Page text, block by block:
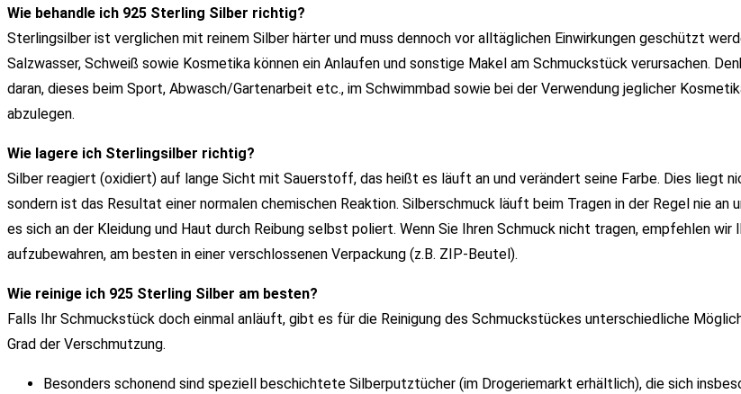
Wie behandle ich 925 Sterling Silber richtig?
Sterlingsilber ist verglichen mit reinem Silber härter und muss dennoch vor alltäglichen Einwirkungen geschützt
Salzwasser, Schweiß sowie Kosmetika können ein Anlaufen und sonstige Makel am Schmuckstück verursachen.
daran, dieses beim Sport, Abwasch/Gartenarbeit etc., im Schwimmbad sowie bei der Verwendung jeglicher
abzulegen.
Wie lagere ich Sterlingsilber richtig?
Silber reagiert (oxidiert) auf lange Sicht mit Sauerstoff, das heißt es läuft an und verändert seine Farbe. Dies liegt
sondern ist das Resultat einer normalen chemischen Reaktion. Silberschmuck läuft beim Tragen in der Regel nie an
es sich an der Kleidung und Haut durch Reibung selbst poliert. Wenn Sie Ihren Schmuck nicht tragen, empfehlen
aufzubewahren, am besten in einer verschlossenen Verpackung (z.B. ZIP-Beutel).
Wie reinige ich 925 Sterling Silber am besten?
Falls Ihr Schmuckstück doch einmal anläuft, gibt es für die Reinigung des Schmuckstückes unterschiedliche
Grad der Verschmutzung.
Besonders schonend sind speziell beschichtete Silberputztücher (im Drogeriemarkt erhältlich), die sich